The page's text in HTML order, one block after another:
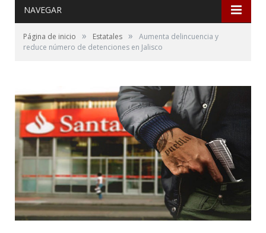
NAVEGAR
Página de inicio » Estatales »
Aumenta delincuencia y
reduce número de detenciones en Jalisco